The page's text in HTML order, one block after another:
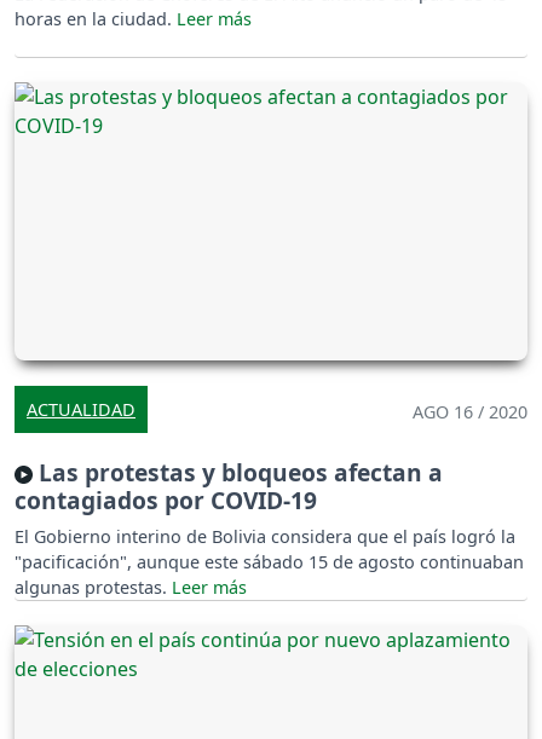
horas en la ciudad.
ACTUALIDAD AGO 16 / 2020
Las protestas y bloqueos afectan a
contagiados por COVID-19
El Gobierno interino de Bolivia considera que el país logró la
"pacificación", aunque este sábado 15 de agosto continuaban
algunas protestas.